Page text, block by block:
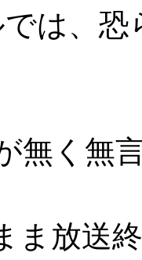
は、
無く無
ま放送